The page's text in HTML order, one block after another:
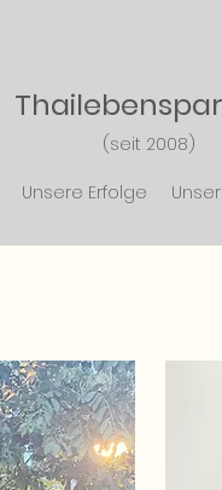
Thailebensp
(seit 2008)
Unsere Erfolge